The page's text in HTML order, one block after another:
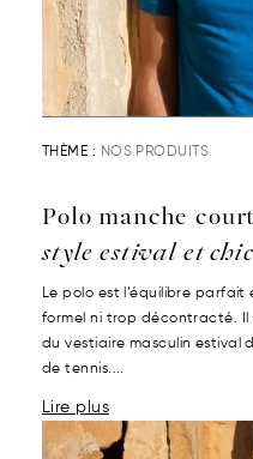
THÈME : NOS PRODUITS
Polo manche
style estival et chic
Le polo est l’équilibre
formel ni trop décontracté. Il
du vestiaire masculin estival
de tennis....
Lire plus